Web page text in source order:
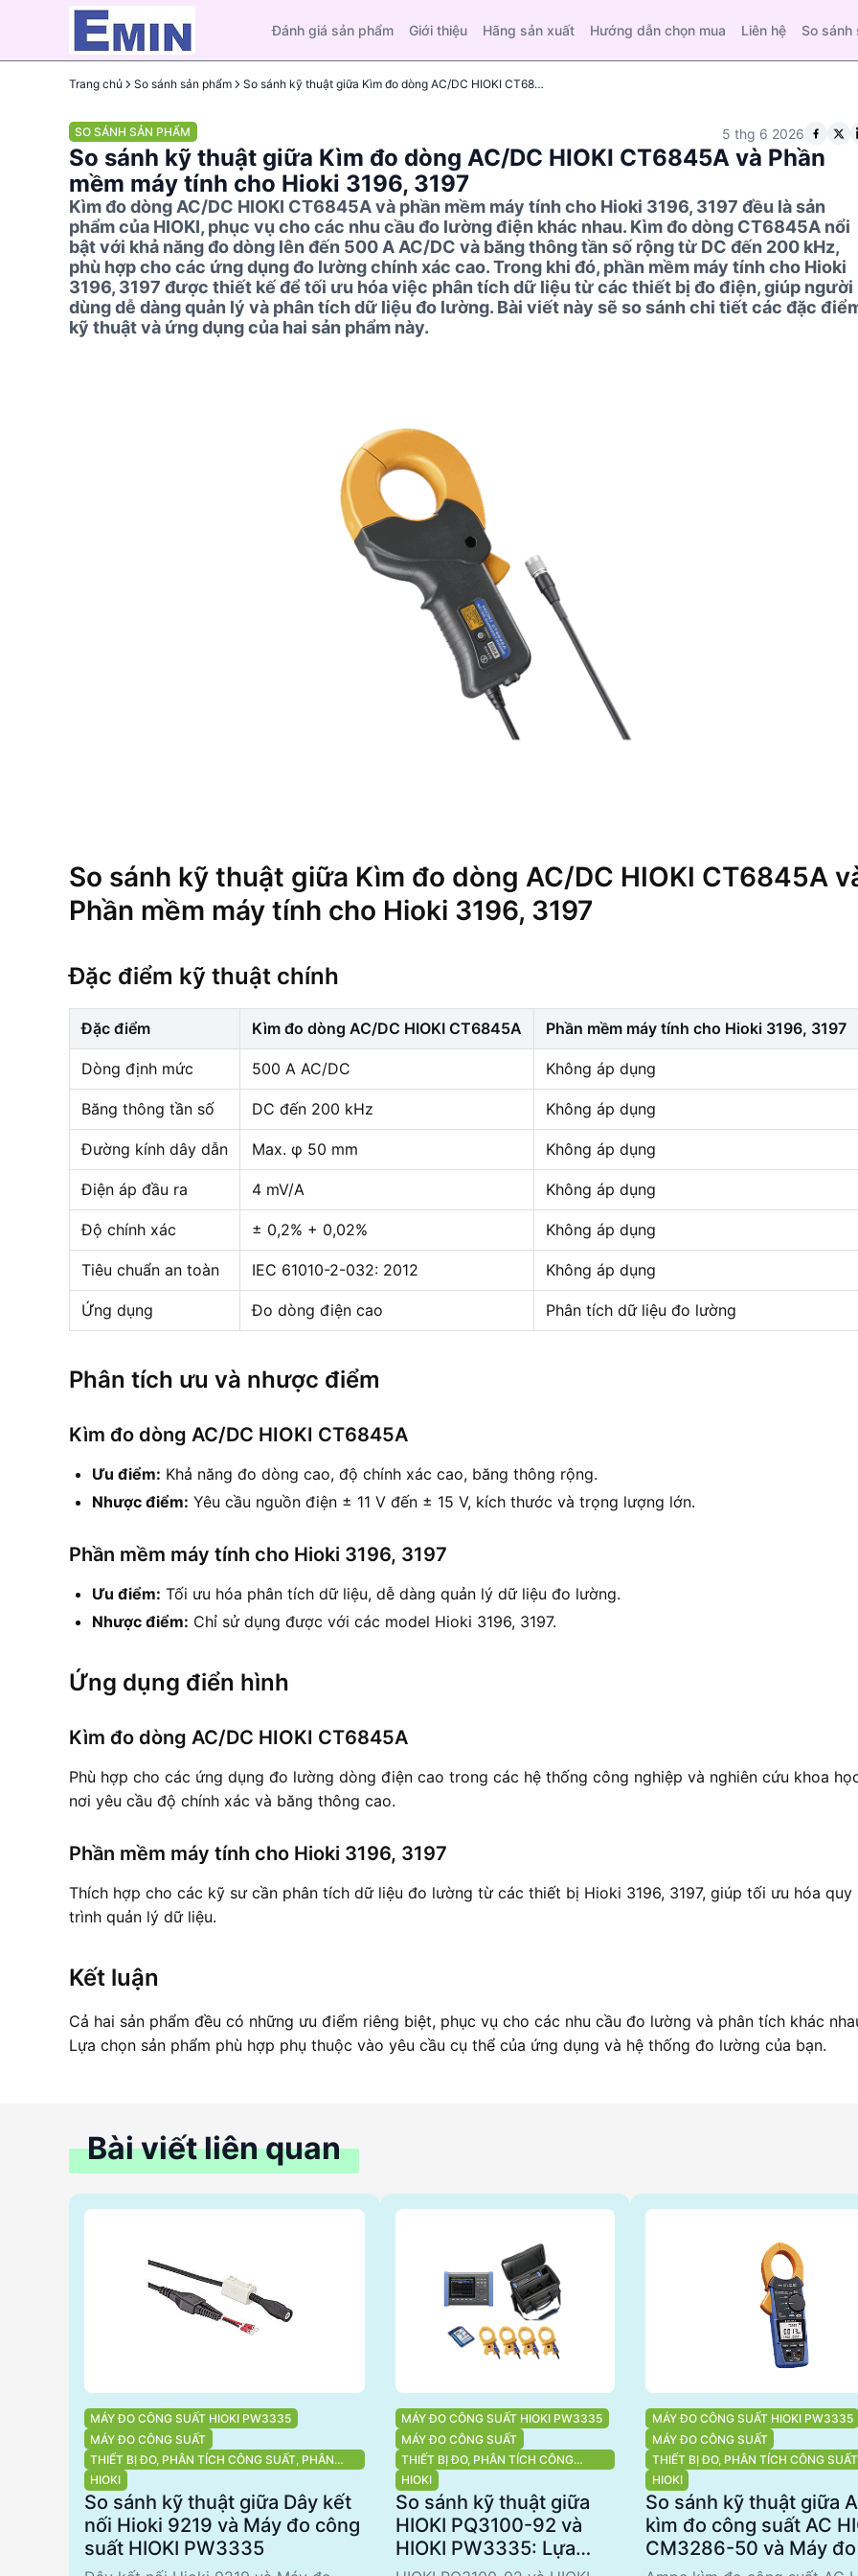
Đánh giá sản phẩm Giới thiệu Hãng sản xuất Hướng dẫn chọn mua Liên hệ So sánh
Trang chủ So sánh sản phẩm So sánh kỹ thuật giữa Kìm đo dòng AC/DC HIOKI CT6845A và Phần mềm máy tính cho Hioki 3196, 3197
SO SÁNH SẢN PHẨM 5 thg 6 2026
So sánh kỹ thuật giữa Kìm đo dòng AC/DC HIOKI CT6845A và Phần
mềm máy tính cho Hioki 3196, 3197
Kìm đo dòng AC/DC HIOKI CT6845A và phần mềm máy tính cho Hioki 3196, 3197 đều là sản
phẩm của HIOKI, phục vụ cho các nhu cầu đo lường điện khác nhau. Kìm đo dòng CT6845A nổi
bật với khả năng đo dòng lên đến 500 A AC/DC và băng thông tần số rộng từ DC đến 200 kHz,
phù hợp cho các ứng dụng đo lường chính xác cao. Trong khi đó, phần mềm máy tính cho Hioki
3196, 3197 được thiết kế để tối ưu hóa việc phân tích dữ liệu từ các thiết bị đo điện, giúp người
dùng dễ dàng quản lý và phân tích dữ liệu đo lường. Bài viết này sẽ so sánh chi tiết các đặc
kỹ thuật và ứng dụng của hai sản phẩm này.
So sánh kỹ thuật giữa Kìm đo dòng AC/DC HIOKI CT6845A
Phần mềm máy tính cho Hioki 3196, 3197
Đặc điểm kỹ thuật chính
Đặc điểm Kìm đo dòng AC/DC HIOKI CT6845A Phần mềm máy tính cho Hioki 3196, 3197
Dòng định mức 500 A AC/DC Không áp dụng
Băng thông tần số DC đến 200 kHz Không áp dụng
Đường kính dây dẫn Max. φ 50 mm Không áp dụng
Điện áp đầu ra 4 mV/A Không áp dụng
Độ chính xác ± 0,2% + 0,02% Không áp dụng
Tiêu chuẩn an toàn IEC 61010-2-032: 2012 Không áp dụng
Ứng dụng Đo dòng điện cao Phân tích dữ liệu đo lường
Phân tích ưu và nhược điểm
Kìm đo dòng AC/DC HIOKI CT6845A
Ưu điểm: Khả năng đo dòng cao, độ chính xác cao, băng thông rộng.
Nhược điểm: Yêu cầu nguồn điện ± 11 V đến ± 15 V, kích thước và trọng lượng lớn.
Phần mềm máy tính cho Hioki 3196, 3197
Ưu điểm: Tối ưu hóa phân tích dữ liệu, dễ dàng quản lý dữ liệu đo lường.
Nhược điểm: Chỉ sử dụng được với các model Hioki 3196, 3197.
Ứng dụng điển hình
Kìm đo dòng AC/DC HIOKI CT6845A
Phù hợp cho các ứng dụng đo lường dòng điện cao trong các hệ thống công nghiệp và nghiên cứu khoa
nơi yêu cầu độ chính xác và băng thông cao.
Phần mềm máy tính cho Hioki 3196, 3197
Thích hợp cho các kỹ sư cần phân tích dữ liệu đo lường từ các thiết bị Hioki 3196, 3197, giúp tối ưu hóa quy
trình quản lý dữ liệu.
Kết luận
Cả hai sản phẩm đều có những ưu điểm riêng biệt, phục vụ cho các nhu cầu đo lường và phân tích khác
Lựa chọn sản phẩm phù hợp phụ thuộc vào yêu cầu cụ thể của ứng dụng và hệ thống đo lường của bạn.
Bài viết liên quan
MÁY ĐO CÔNG SUẤT HIOKI PW3335
MÁY ĐO CÔNG SUẤT
THIẾT BỊ ĐO, PHÂN TÍCH CÔNG SUẤT, PHÂN
TÍCH CHẤT LƯỢNG ĐIỆN NĂNG
HIOKI
So sánh kỹ thuật giữa Dây kết
nối Hioki 9219 và Máy đo công
suất HIOKI PW3335
MÁY ĐO CÔNG SUẤT HIOKI PW3335
MÁY ĐO CÔNG SUẤT
THIẾT BỊ ĐO, PHÂN TÍCH CÔNG
SUẤT, PHÂN TÍCH CHẤT LƯỢNG
ĐIỆN NĂNG
HIOKI
So sánh kỹ thuật giữa
HIOKI PQ3100-92 và
HIOKI PW3335: Lựa
chọn tối ưu cho phân
MÁY ĐO CÔNG SUẤT HIOKI PW3335
MÁY ĐO CÔNG SUẤT
THIẾT BỊ ĐO, PHÂN TÍCH CÔNG
TÍCH CHẤT LƯỢNG ĐIỆN NĂNG
HIOKI
So sánh kỹ thuật giữa
kìm đo công suất AC
CM3286-50 và Máy
suất HIOKI PW3335